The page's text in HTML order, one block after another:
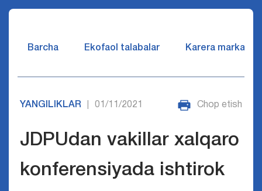
Barcha Ekofaol talabalar Karera markazi
YANGILIKLAR 01/11/2021 Chop etish
JDPUdan vakillar xalqaro
konferensiyada ishtirok